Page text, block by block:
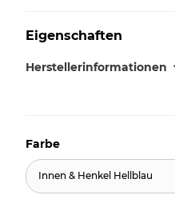
Eigenschaften
Herstellerinformationen
Farbe
Innen & Henkel Hellblau